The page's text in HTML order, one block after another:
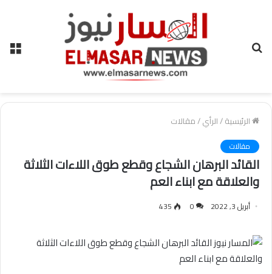
الرئيسية/الرأي/مقالات
مقالات
القائد البرهان الشجاع وقطع طوق اللاءات الثلاثة
والعلاقة مع ابناء العم
أبريل 3, 2022 0
435